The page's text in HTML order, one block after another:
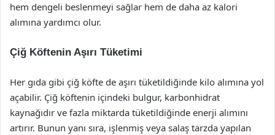
hem dengeli beslenmeyi sağlar hem de daha az kalori
alımına yardımcı olur.
Çiğ Köftenin Aşırı Tüketimi
Her gıda gibi çiğ köfte de aşırı tüketildiğinde kilo alımına yol
açabilir. Çiğ köftenin içindeki bulgur, karbonhidrat
kaynağıdır ve fazla miktarda tüketildiğinde enerji alımını
artırır. Bunun yanı sıra, işlenmiş veya salaş tarzda yapılan